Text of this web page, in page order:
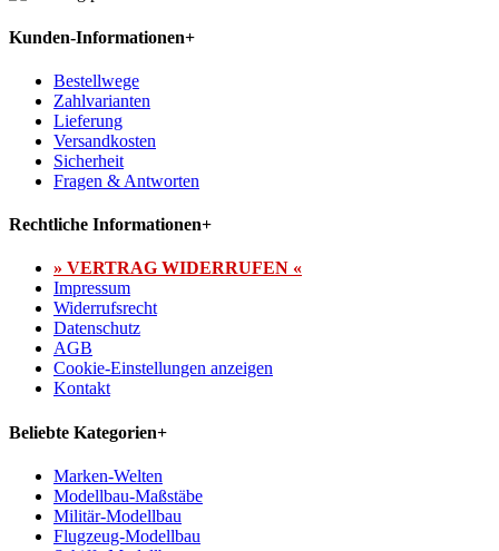
Kunden-Informationen+
Bestellwege
Zahlvarianten
Lieferung
Versandkosten
Sicherheit
Fragen & Antworten
Rechtliche Informationen+
» VERTRAG WIDERRUFEN «
Impressum
Widerrufsrecht
Datenschutz
AGB
Cookie-Einstellungen anzeigen
Kontakt
Beliebte Kategorien+
Marken-Welten
Modellbau-Maßstäbe
Militär-Modellbau
Flugzeug-Modellbau